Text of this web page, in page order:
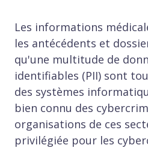
Les informations
les antécédents et
qu'une multitude de
identifiables (PII) sont
des systèmes
bien connu des
organisations de ces
privilégiée pour les